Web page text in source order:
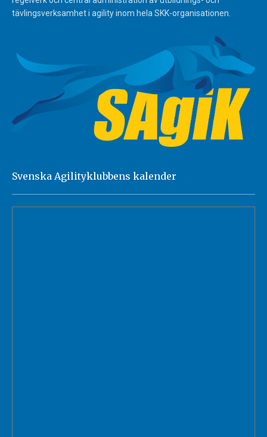
tävlingsverksamhet i agility inom hela SKK-organisationen.
Svenska Agilityklubbens kalender